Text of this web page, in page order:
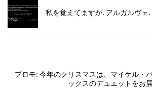
私を覚えてますか. アルガルヴェ.
プロモ: 今年のクリスマスは、マイケル・
ックスのデュエットをお